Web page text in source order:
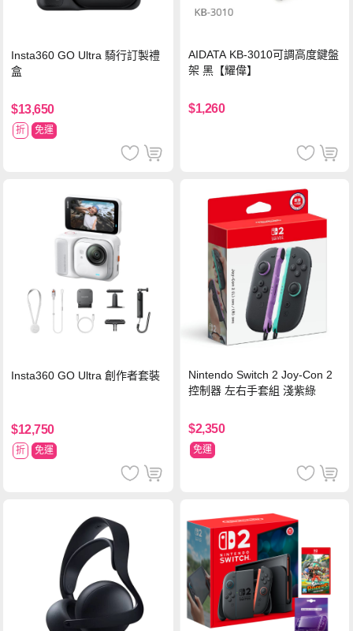
Insta360 GO Ultra 騎行訂製禮
盒
$13,650
折 免運
AIDATA KB-3010可調高度鍵盤
架 黑【耀偉】
$1,260
Insta360 GO Ultra 創作者套裝
$12,750
折 免運
Nintendo Switch 2 Joy-Con 2
控制器 左右手套組 淺紫綠
$2,350
免運